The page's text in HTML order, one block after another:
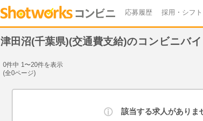
応募履歴 採用・シフト
津田沼(千葉県)(交通費支給)のコンビニバ
0件中 1〜20件を表示
(全0ページ)
該当する求人がありま